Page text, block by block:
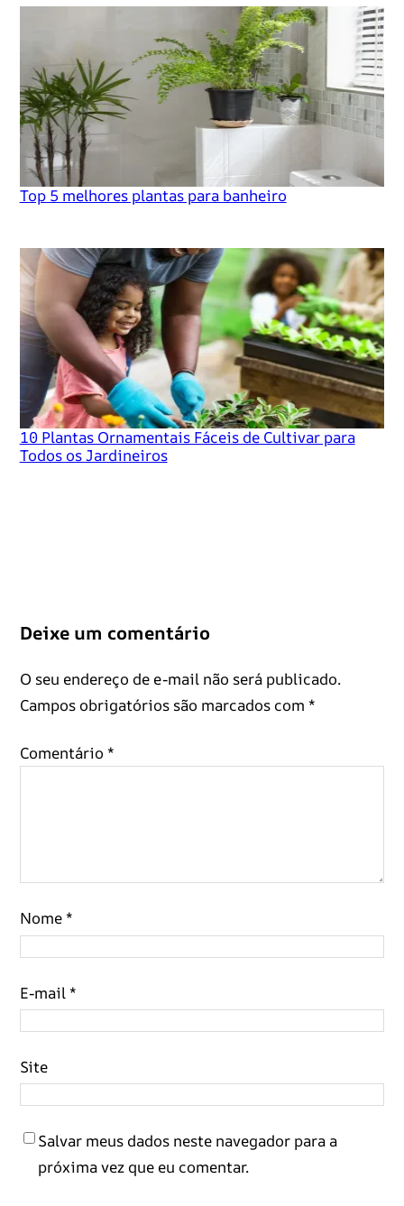
Top 5 melhores plantas para banheiro
10 Plantas Ornamentais Fáceis de Cultivar para
Todos os Jardineiros
Deixe um comentário
O seu endereço de e-mail não será publicado.
Campos obrigatórios são marcados com *
Comentário *
Nome *
E-mail *
Site
Salvar meus dados neste navegador para a
próxima vez que eu comentar.